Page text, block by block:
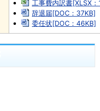
工事費内訳書[XLSX
辞退届[DOC：37KB]
委任状[DOC：46KB]